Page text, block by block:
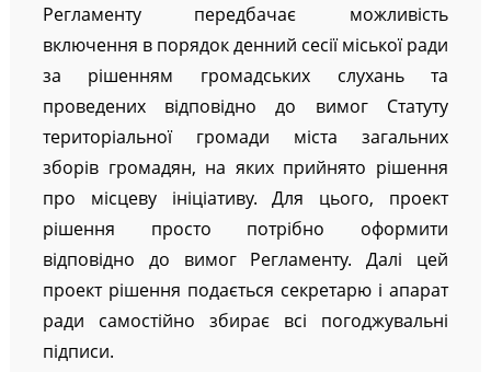
Регламенту передбачає можливість
включення в порядок денний сесії міської ради
за рішенням громадських слухань та
проведених відповідно до вимог Статуту
територіальної громади міста загальних
зборів громадян, на яких прийнято рішення
про місцеву ініціативу. Для цього, проект
рішення просто потрібно оформити
відповідно до вимог Регламенту. Далі цей
проект рішення подається секретарю і апарат
ради самостійно збирає всі погоджувальні
підписи.